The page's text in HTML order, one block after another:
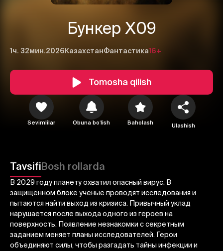
Бункер Х09
1ч. 32мин.2026 КазахстанФантастика16+
Tomosha qilish
Sevimlilar Obuna boʻlish Baholash Ulashish
TavsifiBosh rollarda
В 2029 году планету охватил опасный вирус. В
защищенном блоке ученые проводят исследования и
пытаются найти выход из кризиса. Привычный уклад
нарушается после выхода одного из героев на
поверхность. Появление незнакомки с секретным
заданием меняет планы исследователей. Герои
объединяют силы, чтобы разгадать тайны инфекции и